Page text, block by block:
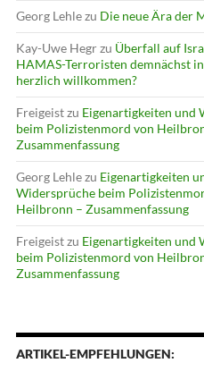
Georg Lehlezu Die neue Ära der
Kay-Uwe Hegrzu Überfall auf
HAMAS-Terroristen demnächst
herzlich willkommen?
Freigeistzu Eigenartigkeiten und
beim Polizistenmord von
Zusammenfassung
Georg Lehlezu Eigenartigkeiten
Widersprüche beim
Heilbronn – Zusammenfassung
Freigeistzu Eigenartigkeiten und
beim Polizistenmord von
Zusammenfassung
ARTIKEL-EMPFEHLUNGEN: